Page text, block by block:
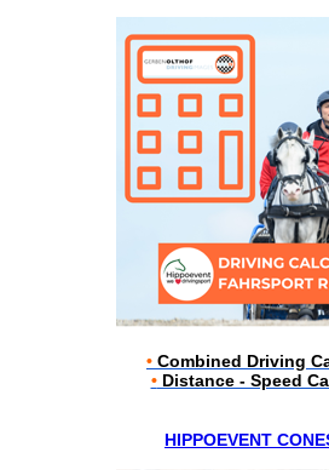
• Combined Driving
•Distance - Speed
HIPPOEVENT